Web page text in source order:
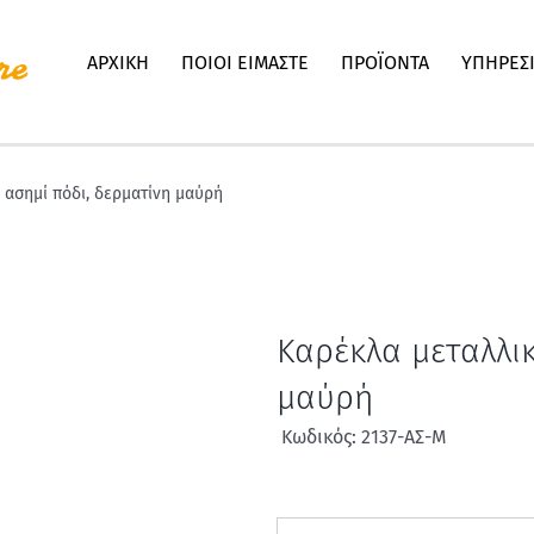
ΑΡΧΙΚΗ ΠΟΙΟΙ ΕΙΜΑΣΤΕ ΠΡΟΪΟΝΤΑ
πόδι, δερματίνη μαύρή
Καρέκλα
μαύρή
Κωδικός: 2137-ΑΣ-Μ